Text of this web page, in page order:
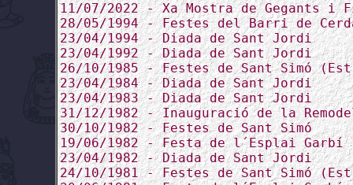
11/07/2022 - Xa Mostra de Gegants i
28/05/1994 - Festes del Barri de
23/04/1994 - Diada de Sant Jordi
23/04/1992 - Diada de Sant Jordi
26/10/1985 - Festes de Sant Simó
23/04/1984 - Diada de Sant Jordi
23/04/1983 - Diada de Sant Jordi
31/12/1982 - Inauguració de la
30/10/1982 - Festes de Sant Simó
19/06/1982 - Festa de l´Esplai Garbí
23/04/1982 - Diada de Sant Jordi
24/10/1981 - Festes de Sant Simó